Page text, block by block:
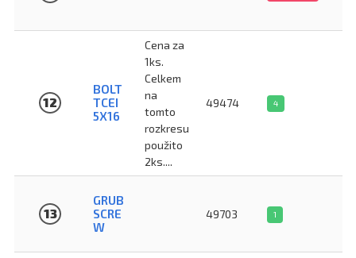
12
BOLT
TCEI
5X16
Cena za
1ks.
Celkem
na
tomto
rozkresu
použito
2ks....
49474 4
13
GRUB
SCRE
W
49703 1